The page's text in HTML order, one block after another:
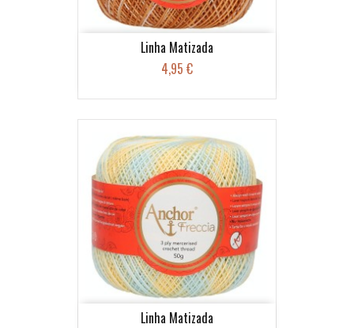
Linha Matizada
4,95 €
Linha Matizada